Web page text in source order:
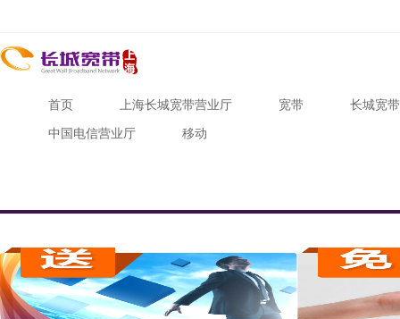
首页 上海长城宽带营业厅 宽带 长城宽带
中国电信营业厅 移动